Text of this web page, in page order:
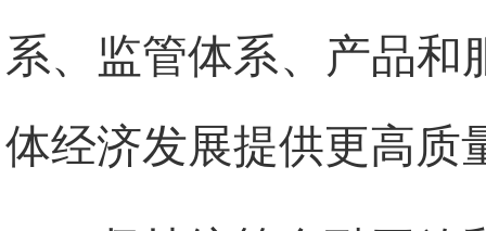
系、监管体系、产品和
体经济发展提供更高质